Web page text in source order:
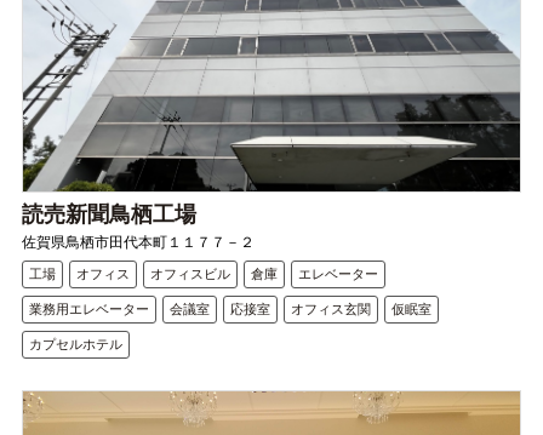
読売新聞鳥栖工場
佐賀県鳥栖市田代本町１１７７－２
工場 オフィス オフィスビル 倉庫 エレベーター
業務用エレベーター 会議室 応接室 オフィス玄関 仮眠室
カプセルホテル